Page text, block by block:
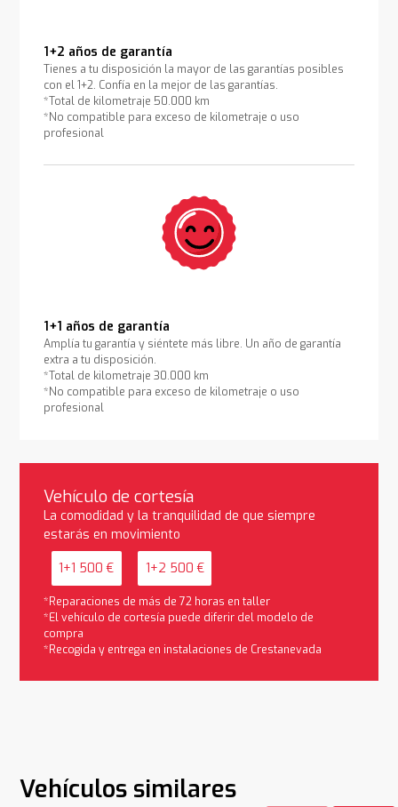
1+2 años de garantía
Tienes a tu disposición la mayor de las garantías posibles
con el 1+2. Confía en la mejor de las garantías.
*Total de kilometraje 50.000 km
*No compatible para exceso de kilometraje o uso
profesional
1+1 años de garantía
Amplía tu garantía y siéntete más libre. Un año de garantía
extra a tu disposición.
*Total de kilometraje 30.000 km
*No compatible para exceso de kilometraje o uso
profesional
Vehículo de cortesía
La comodidad y la tranquilidad de que siempre
estarás en movimiento
1+1 500 € 1+2 500 €
*Reparaciones de más de 72 horas en taller
*El vehículo de cortesía puede diferir del modelo de
compra
*Recogida y entrega en instalaciones de Crestanevada
Vehículos similares